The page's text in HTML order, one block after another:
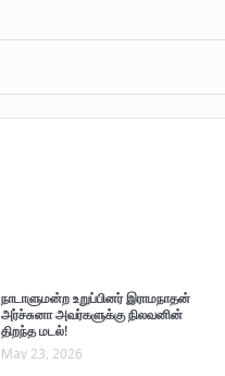
நாடாளுமன்ற உறுப்பினர் இராமநாதன்
அர்ச்சுனா அவர்களுக்கு நிலவனின்
திறந்த மடல்!
May 23, 2026